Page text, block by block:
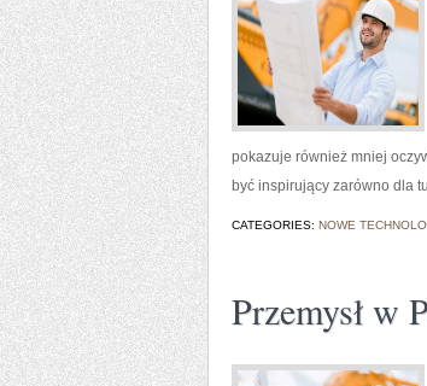
pokazuje również mniej
być inspirujący zarówno dla
CATEGORIES: NOWE
Przemysł w